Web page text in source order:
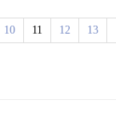
10 11 12 13